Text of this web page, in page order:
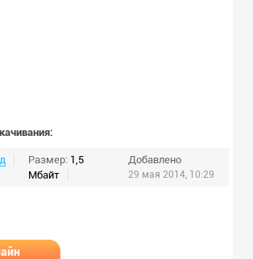
Размер: 1,5
Мбайт
Добавлено
29 мая 2014, 10:29